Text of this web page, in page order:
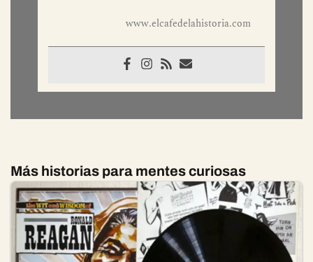
además de solemne, también sabe ser
www.elcafedelahistoria.com
Más historias para mentes curiosas